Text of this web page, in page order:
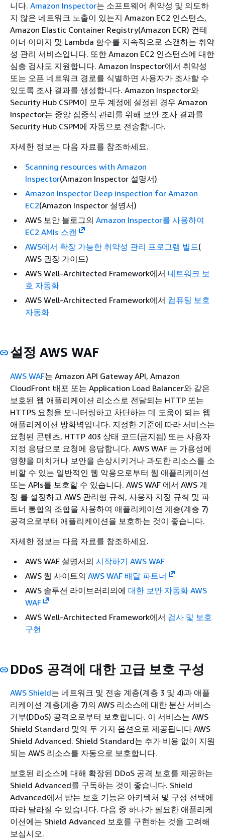
니다. Amazon Inspector는 소프트웨어 취약성 및 의도하
지 않은 네트워크 노출이 있는지 Amazon EC2 인스턴스,
Amazon Elastic Container Registry(Amazon ECR) 컨테
이너 이미지 및 Lambda 함수를 지속적으로 스캔하는 취약
성 관리 서비스입니다. 또한 Amazon EC2 인스턴스에 대한
심층 검사도 지원합니다. Amazon Inspector에서 취약성
또는 오픈 네트워크 경로를 식별하면 사용자가 조사할 수
있도록 조사 결과를 생성합니다. Amazon Inspector와
Security Hub CSPM이 모두 계정에 설정된 경우 Amazon
Inspector는 중앙 집중식 관리를 위해 보안 조사 결과를
Security Hub CSPM에 자동으로 전송합니다.
자세한 정보는 다음 자료를 참조하세요.
Scanning resources with Amazon
Inspector(Amazon Inspector 설명서)
Amazon Inspector Deep inspection for Amazon
EC2(Amazon Inspector 설명서)
AWS 보안 블로그의 Amazon Inspector를 사용하여
EC2 AMIs 스캔
AWS에서 확장 가능한 취약성 관리 프로그램 빌드(
AWS 권장 가이드)
AWS Well-Architected Framework에서 네트워크 보
호 자동화
AWS Well-Architected Framework에서 컴퓨팅 보호
자동화
설정 AWS WAF
AWS WAF는 Amazon API Gateway API, Amazon
CloudFront 배포 또는 Application Load Balancer와 같은
보호된 웹 애플리케이션 리소스로 전달되는 HTTP 또는
HTTPS 요청을 모니터링하고 차단하는 데 도움이 되는 웹
애플리케이션 방화벽입니다. 지정한 기준에 따라 서비스는
요청된 콘텐츠, HTTP 403 상태 코드(금지됨) 또는 사용자
지정 응답으로 요청에 응답합니다. AWS WAF 는 가용성에
영향을 미치거나 보안을 손상시키거나 과도한 리소스를 소
비할 수 있는 일반적인 웹 악용으로부터 웹 애플리케이션
또는 APIs를 보호할 수 있습니다. AWS WAF 에서 AWS 계
정 를 설정하고 AWS 관리형 규칙, 사용자 지정 규칙 및 파
트너 통합의 조합을 사용하여 애플리케이션 계층(계층 7)
공격으로부터 애플리케이션을 보호하는 것이 좋습니다.
자세한 정보는 다음 자료를 참조하세요.
AWS WAF 설명서의 시작하기 AWS WAF
AWS 웹 사이트의 AWS WAF 배달 파트너
AWS 솔루션 라이브러리의에 대한 보안 자동화 AWS
WAF
AWS Well-Architected Framework에서 검사 및 보호
구현
DDoS 공격에 대한 고급 보호 구성
AWS Shield는 네트워크 및 전송 계층(계층 3 및 4)과 애플
리케이션 계층(계층 7)의 AWS 리소스에 대한 분산 서비스
거부(DDoS) 공격으로부터 보호합니다. 이 서비스는 AWS
Shield Standard 및의 두 가지 옵션으로 제공됩니다 AWS
Shield Advanced. Shield Standard는 추가 비용 없이 지원
되는 AWS 리소스를 자동으로 보호합니다.
보호된 리소스에 대해 확장된 DDoS 공격 보호를 제공하는
Shield Advanced를 구독하는 것이 좋습니다. Shield
Advanced에서 받는 보호 기능은 아키텍처 및 구성 선택에
따라 달라질 수 있습니다. 다음 중 하나가 필요한 애플리케
이션에는 Shield Advanced 보호를 구현하는 것을 고려해
보십시오.